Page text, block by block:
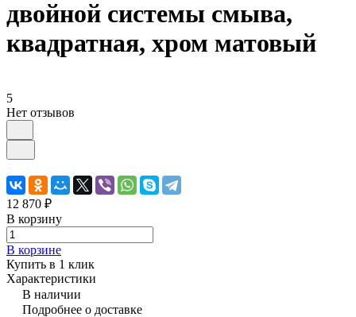
двойной системы смыва,
квадратная, хром матовый
5
Нет отзывов
12 870 ₽
В корзину
В корзине
Купить в 1 клик
Характеристики
В наличии
Подробнее о доставке